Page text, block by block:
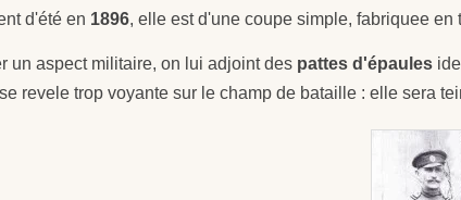
d'été en 1896, elle est d'une coupe simple, fabriquee
un aspect militaire, on lui adjoint des pattes d'épaules
revele trop voyante sur le champ de bataille : elle sera